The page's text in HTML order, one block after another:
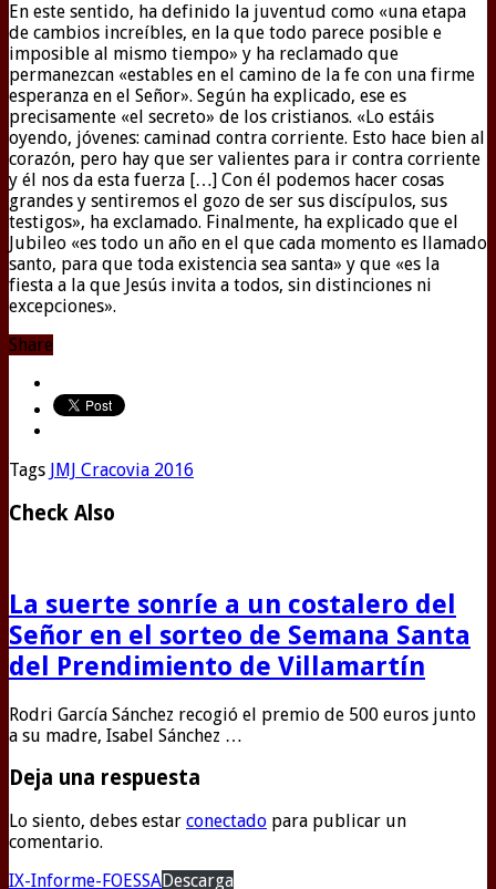
En este sentido, ha definido la juventud como «una etapa
de cambios increíbles, en la que todo parece posible e
imposible al mismo tiempo» y ha reclamado que
permanezcan «estables en el camino de la fe con una firme
esperanza en el Señor». Según ha explicado, ese es
precisamente «el secreto» de los cristianos. «Lo estáis
oyendo, jóvenes: caminad contra corriente. Esto hace bien al
corazón, pero hay que ser valientes para ir contra corriente
y él nos da esta fuerza […] Con él podemos hacer cosas
grandes y sentiremos el gozo de ser sus discípulos, sus
testigos», ha exclamado. Finalmente, ha explicado que el
Jubileo «es todo un año en el que cada momento es llamado
santo, para que toda existencia sea santa» y que «es la
fiesta a la que Jesús invita a todos, sin distinciones ni
excepciones».
Share
Tags JMJ Cracovia 2016
Check Also
La suerte sonríe a un costalero del
Señor en el sorteo de Semana Santa
del Prendimiento de Villamartín
Rodri García Sánchez recogió el premio de 500 euros junto
a su madre, Isabel Sánchez …
Deja una respuesta
Lo siento, debes estar conectado para publicar un
comentario.
IX-Informe-FOESSADescarga